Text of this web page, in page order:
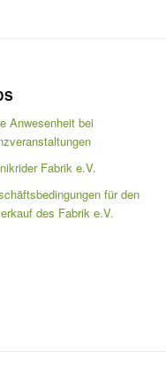
Anwesenheit bei
Fabrik e.V.
für den
des Fabrik e.V.